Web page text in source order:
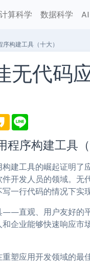
计算科学 数据科学
构建工具（十大）
无代码
K
a
a
o
e
程序构建工具
建工具的崛起证明了
开发人员的领域。无
一行代码的情况下实
——直观、用户友好的
企业能够快速响应市
塑应用开发领域的最